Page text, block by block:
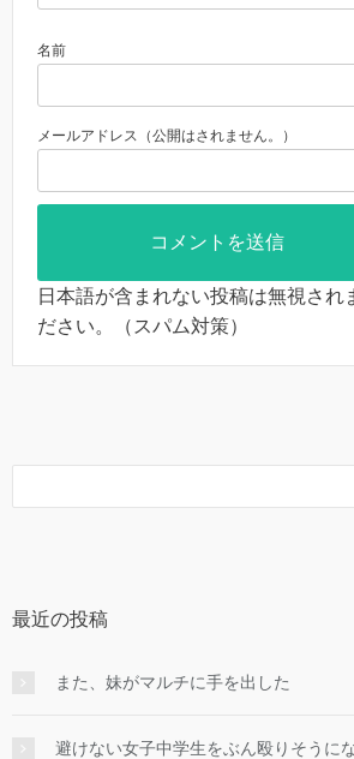
名前
メールアドレス（公開はされません。）
日本語が含まれない投稿は無視され
ださい。（スパム対策）
最近の投稿
また、妹がマルチに手を出した
避けない女子中学生をぶん殴りそうに